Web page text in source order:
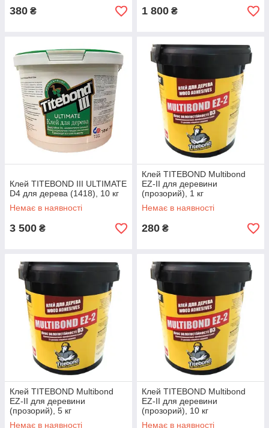
380 ₴ 1 800 ₴
Клей TITEBOND III ULTIMATE
D4 для дерева (1418), 10 кг
Немає в наявності
3 500 ₴
Клей TITEBOND Multibond
EZ-ІІ для деревини
(прозорий), 1 кг
Немає в наявності
280 ₴
Клей TITEBOND Multibond
EZ-ІІ для деревини
(прозорий), 5 кг
Немає в наявності
Клей TITEBOND Multibond
EZ-ІІ для деревини
(прозорий), 10 кг
Немає в наявності